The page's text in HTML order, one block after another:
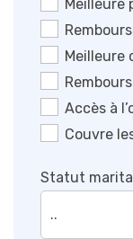
Meilleure
Meilleure
Accès à
Couvre
Statut marital